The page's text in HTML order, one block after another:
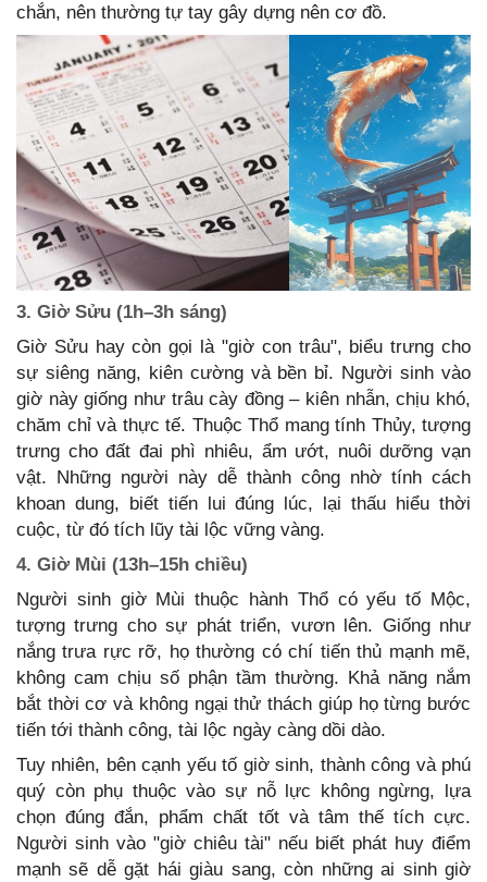
chắn, nên thường tự tay gây dựng nên cơ đồ.
3. Giờ Sửu (1h–3h sáng)
Giờ Sửu hay còn gọi là "giờ con trâu", biểu trưng cho
sự siêng năng, kiên cường và bền bỉ. Người sinh vào
giờ này giống như trâu cày đồng – kiên nhẫn, chịu khó,
chăm chỉ và thực tế. Thuộc Thổ mang tính Thủy, tượng
trưng cho đất đai phì nhiêu, ẩm ướt, nuôi dưỡng vạn
vật. Những người này dễ thành công nhờ tính cách
khoan dung, biết tiến lui đúng lúc, lại thấu hiểu thời
cuộc, từ đó tích lũy tài lộc vững vàng.
4. Giờ Mùi (13h–15h chiều)
Người sinh giờ Mùi thuộc hành Thổ có yếu tố Mộc,
tượng trưng cho sự phát triển, vươn lên. Giống như
nắng trưa rực rỡ, họ thường có chí tiến thủ mạnh mẽ,
không cam chịu số phận tầm thường. Khả năng nắm
bắt thời cơ và không ngại thử thách giúp họ từng bước
tiến tới thành công, tài lộc ngày càng dồi dào.
Tuy nhiên, bên cạnh yếu tố giờ sinh, thành công và phú
quý còn phụ thuộc vào sự nỗ lực không ngừng, lựa
chọn đúng đắn, phẩm chất tốt và tâm thế tích cực.
Người sinh vào "giờ chiêu tài" nếu biết phát huy điểm
mạnh sẽ dễ gặt hái giàu sang, còn những ai sinh giờ